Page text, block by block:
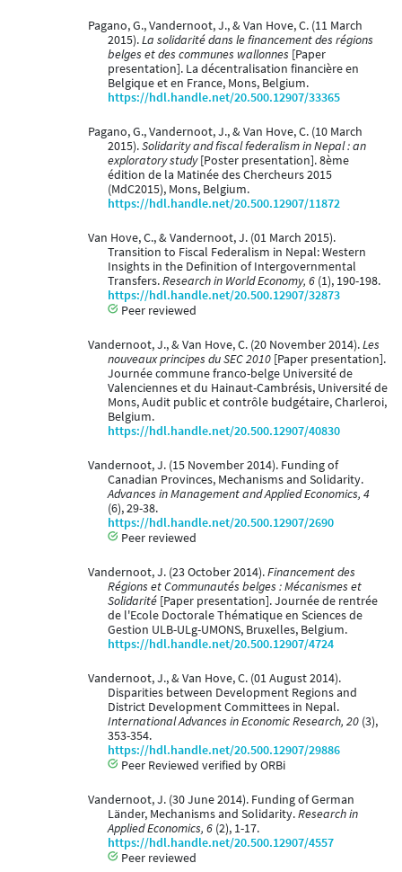
Pagano, G., Vandernoot, J., & Van Hove, C. (11 March
2015).La solidarité dans le financement des régions
belges et des communes wallonnes [Paper
presentation]. La décentralisation financière en
Belgique et en France, Mons, Belgium.
https://hdl.handle.net/20.500.12907/33365
Pagano, G., Vandernoot, J., & Van Hove, C. (10 March
2015).Solidarity and fiscal federalism in Nepal : an
exploratory study[Poster presentation]. 8ème
édition de la Matinée des Chercheurs 2015
(MdC2015), Mons, Belgium.
https://hdl.handle.net/20.500.12907/11872
Van Hove, C., & Vandernoot, J. (01 March 2015).
Transition to Fiscal Federalism in Nepal: Western
Insights in the Definition of Intergovernmental
Transfers.Research in World Economy, 6 (1), 190-198.
https://hdl.handle.net/20.500.12907/32873
Peer reviewed
Vandernoot, J., & Van Hove, C. (20 November 2014).Les
nouveaux principes du SEC 2010 [Paper presentation].
Journée commune franco-belge Université de
Valenciennes et du Hainaut-Cambrésis, Université de
Mons, Audit public et contrôle budgétaire, Charleroi,
Belgium.
https://hdl.handle.net/20.500.12907/40830
Vandernoot, J. (15 November 2014). Funding of
Canadian Provinces, Mechanisms and Solidarity.
Advances in Management and Applied Economics, 4
(6), 29-38.
https://hdl.handle.net/20.500.12907/2690
Peer reviewed
Vandernoot, J. (23 October 2014).Financement des
Régions et Communautés belges : Mécanismes et
Solidarité [Paper presentation]. Journée de rentrée
de l'Ecole Doctorale Thématique en Sciences de
Gestion ULB-ULg-UMONS, Bruxelles, Belgium.
https://hdl.handle.net/20.500.12907/4724
Vandernoot, J., & Van Hove, C. (01 August 2014).
Disparities between Development Regions and
District Development Committees in Nepal.
International Advances in Economic Research, 20 (3),
353-354.
https://hdl.handle.net/20.500.12907/29886
Peer Reviewed verified by ORBi
Vandernoot, J. (30 June 2014). Funding of German
Länder, Mechanisms and Solidarity.Research in
Applied Economics, 6 (2), 1-17.
https://hdl.handle.net/20.500.12907/4557
Peer reviewed